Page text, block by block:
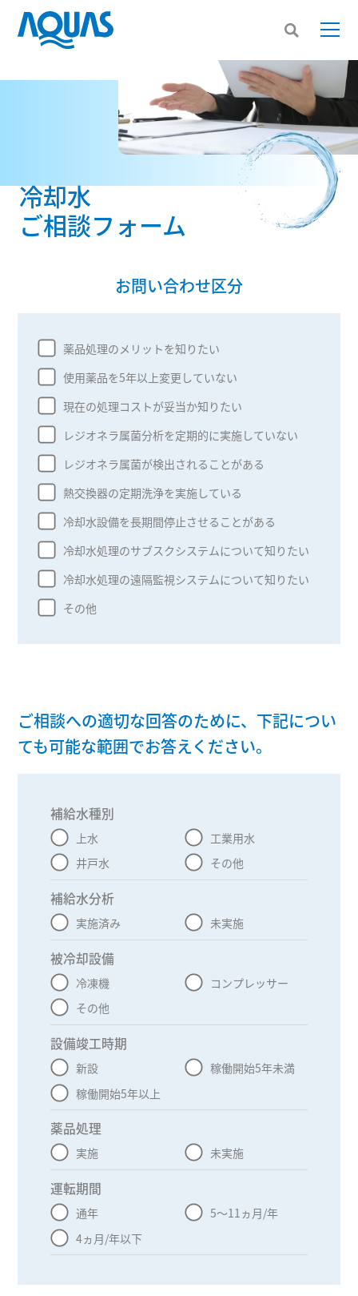
冷却水
ご相談フォーム
お問い合わせ区分
薬品処理のメリットを知りたい
使用薬品を5年以上変更していない
現在の処理コストが妥当か知りたい
レジオネラ属菌分析を定期的に実施していない
レジオネラ属菌が検出されることがある
熱交換器の定期洗浄を実施している
冷却水設備を長期間停止させることがある
冷却水処理のサブスクシステムについて知りたい
冷却水処理の遠隔監視システムについて知りたい
その他
ご相談への適切な回答のために、下記につい
ても可能な範囲でお答えください。
補給水種別
無回答
上水
工業用水
井戸水
その他
補給水分析
無回答
実施済み 未実施
被冷却設備
無回答
冷凍機
コンプレッサー
その他
設備竣工時期
無回答
新設
稼働開始5年未満
稼働開始5年以上
薬品処理
無回答
実施 未実施
運転期間
無回答
通年
5～11ヵ月/年
4ヵ月/年以下